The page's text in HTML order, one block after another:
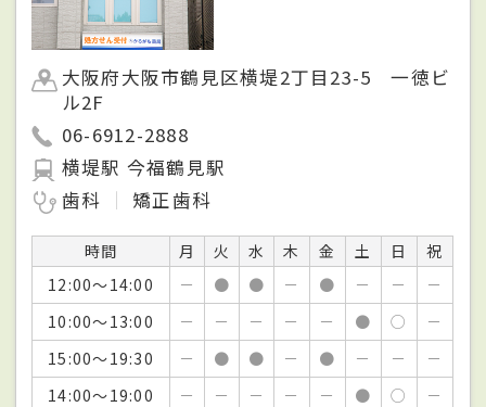
大阪府大阪市鶴見区横堤2丁目23-5 一徳ビ
ル2F
06-6912-2888
横堤駅 今福鶴見駅
歯科
矯正歯科
時間 月 火 水 木 金 土 日
祝
12:00～14:00
－ ● ● － ● － －
－
10:00～13:00
－ － － － － ● ○
－
15:00～19:30
－ ● ● － ● － －
－
14:00～19:00
－ － － － － ● ○
－